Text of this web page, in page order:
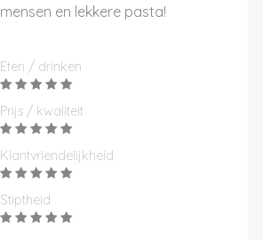
mensen en lekkere pasta!
Eten / drinken
Prijs / kwaliteit
Klantvriendelijkheid
Stiptheid